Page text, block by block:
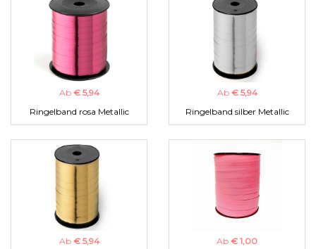
Ab € 5,94
Ringelband rosa Metallic
Ab € 5,94
Ringelband silber Metallic
Ab € 5,94
Ab € 1,00